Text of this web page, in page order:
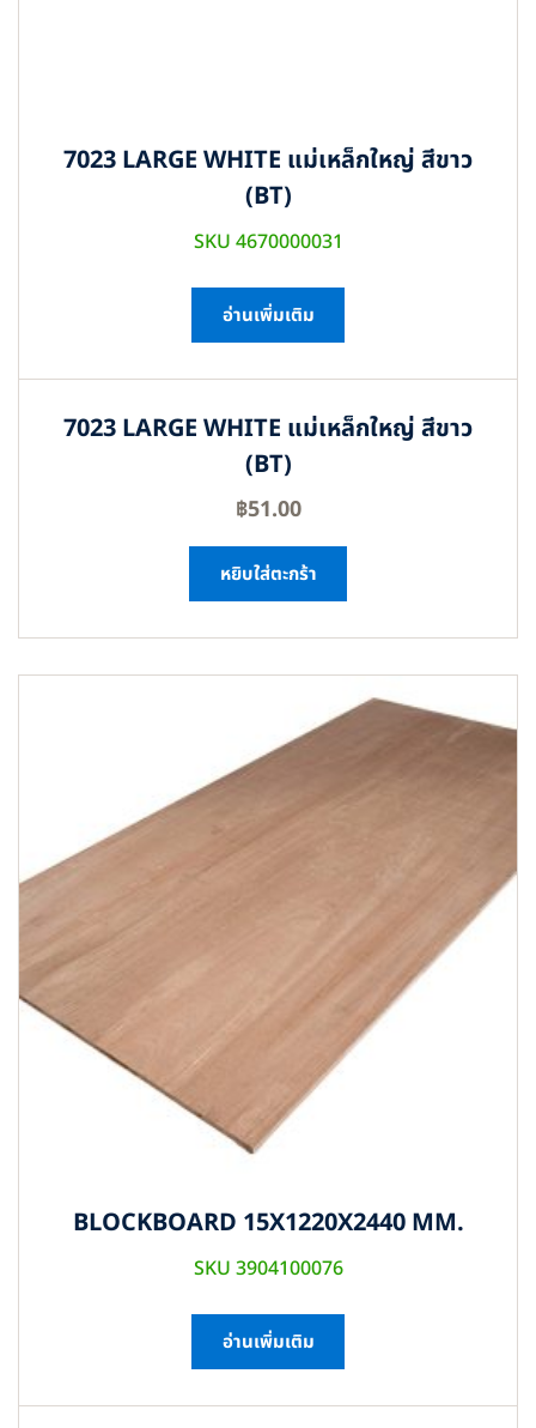
7023 LARGE WHITE แม่เหล็กใหญ่ สีขาว
(BT)
SKU 4670000031
อ่านเพิ่มเติม
7023 LARGE WHITE แม่เหล็กใหญ่ สีขาว
(BT)
฿51.00
หยิบใส่ตะกร้า
BLOCKBOARD 15X1220X2440 MM.
SKU 3904100076
อ่านเพิ่มเติม